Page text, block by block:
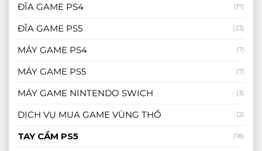
ĐĨA GAME PS4 (17)
ĐĨA GAME PS5 (23)
MÁY GAME PS4 (7)
MÁY GAME PS5 (7)
MÁY GAME NINTENDO SWICH (3)
DỊCH VỤ MUA GAME VÙNG THỔ (2)
TAY CẦM PS5 (18)